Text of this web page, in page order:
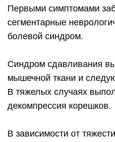
Первыми симптомами
сегментарные
болевой синдром.
Синдром сдавливания
мышечной ткани и
В тяжелых случаях
декомпрессия корешков.
В зависимости от